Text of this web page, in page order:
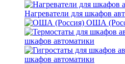
Нагреватели для шкафов
ОША
шкафов автоматики
шкафов автоматики